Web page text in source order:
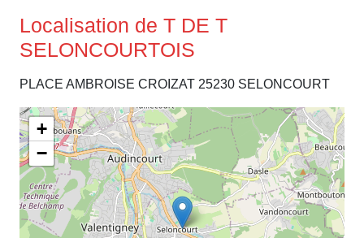
Localisation de T DE T
SELONCOURTOIS
PLACE AMBROISE CROIZAT 25230 SELONCOURT
+
−